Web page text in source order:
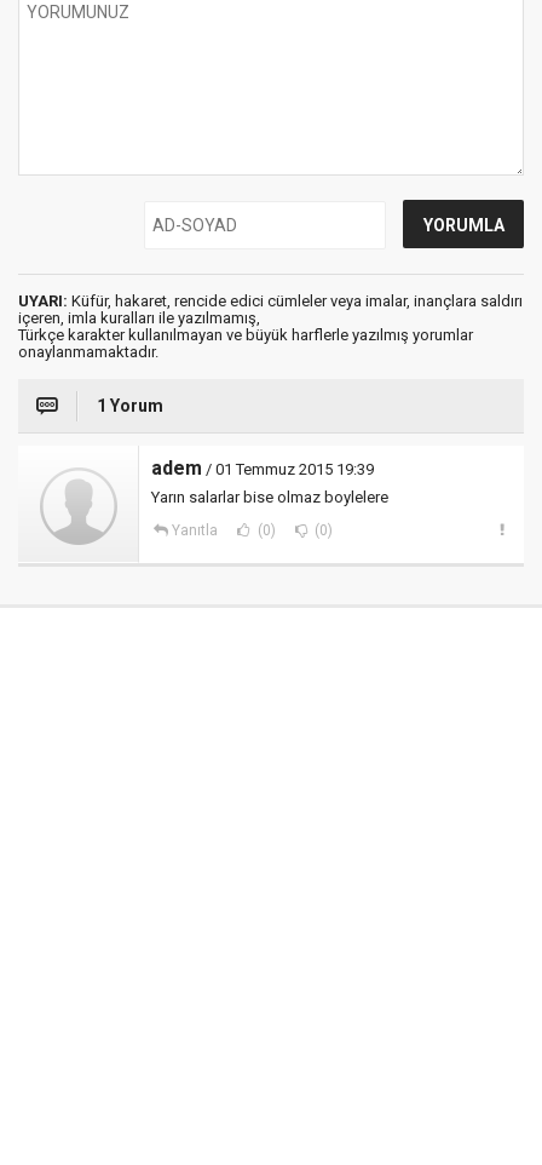
UYARI: Küfür, hakaret, rencide edici cümleler veya imalar, inançlara saldırı
içeren, imla kuralları ile yazılmamış,
Türkçe karakter kullanılmayan ve büyük harflerle yazılmış yorumlar
onaylanmamaktadır.
1 Yorum
adem / 01 Temmuz 2015 19:39
Yarın salarlar bise olmaz boylelere
Yanıtla (0) (0)